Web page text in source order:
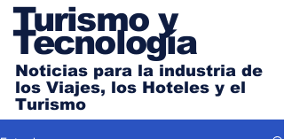
Turismo y
Tecnología
Noticias para la industria de
los Viajes, los Hoteles y el
Turismo